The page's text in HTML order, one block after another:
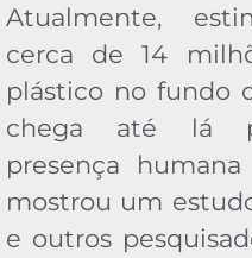
Atualmente,
cerca de 14
plástico no fundo
chega até lá
presença
mostrou um
e outros